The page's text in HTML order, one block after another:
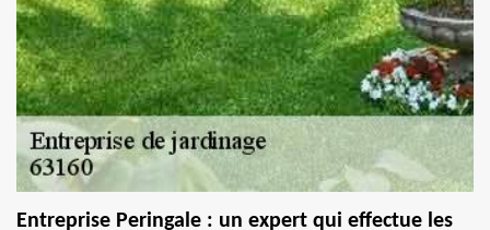
Entreprise Peringale : un expert qui effectue les